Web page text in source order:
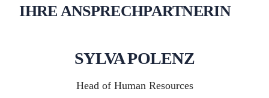
IHRE ANSPRECHPARTNERIN
SYLVA POLENZ
Head of Human Resources